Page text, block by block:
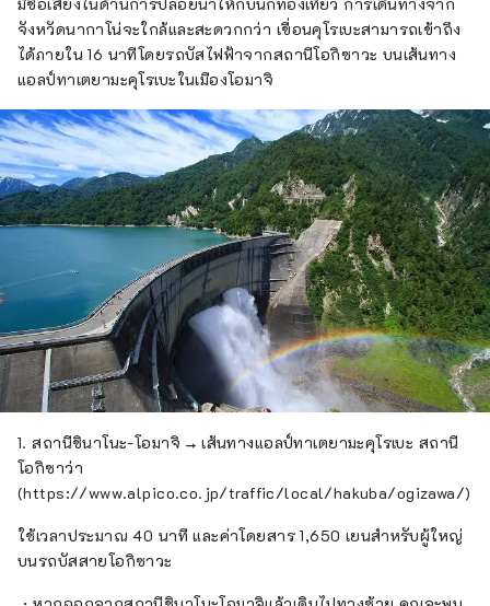
จังหวัดนากาโน่จะใกล้และสะดวกกว่า เขื่อนคุโรเบะสามารถเข้าถึง
ได้ภายใน 16 นาทีโดยรถบัสไฟฟ้าจากสถานีโอกิซาวะ บนเส้นทาง
แอลป์ทาเตยามะคุโรเบะในเมืองโอมาจิ
1. สถานีชินาโนะ-โอมาจิ → เส้นทางแอลป์ทาเตยามะคุโรเบะ สถานี
โอกิซาว่า
(https://www.alpico.co.jp/traffic/local/hakuba/ogizawa/)
ใช้เวลาประมาณ 40 นาที และค่าโดยสาร 1,650 เยนสำหรับผู้ใหญ่
บนรถบัสสายโอกิซาวะ